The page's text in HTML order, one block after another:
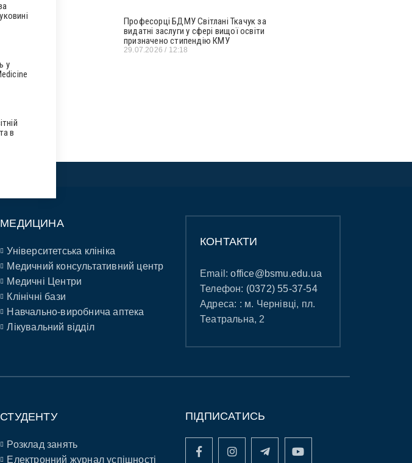
у
в
Професорці БДМУ Світлані Ткачук за
видатні заслуги у сфері вищої освіти
призначено стипендію КМУ
29.07.2026 12:18
МЕДИЦИНА
Університетська клініка
Медичний консультативний центр
Медичні Центри
Клінічні бази
Навчально-виробнича аптека
Лікувальний відділ
КОНТАКТИ
Email:office@bsmu.edu.ua
Телефон: (0372) 55-37-54
Адреса: : м. Чернівці, пл.
Театральна, 2
СТУДЕНТУ
Розклад занять
Електронний журнал успішності
ПІДПИСАТИСЬ